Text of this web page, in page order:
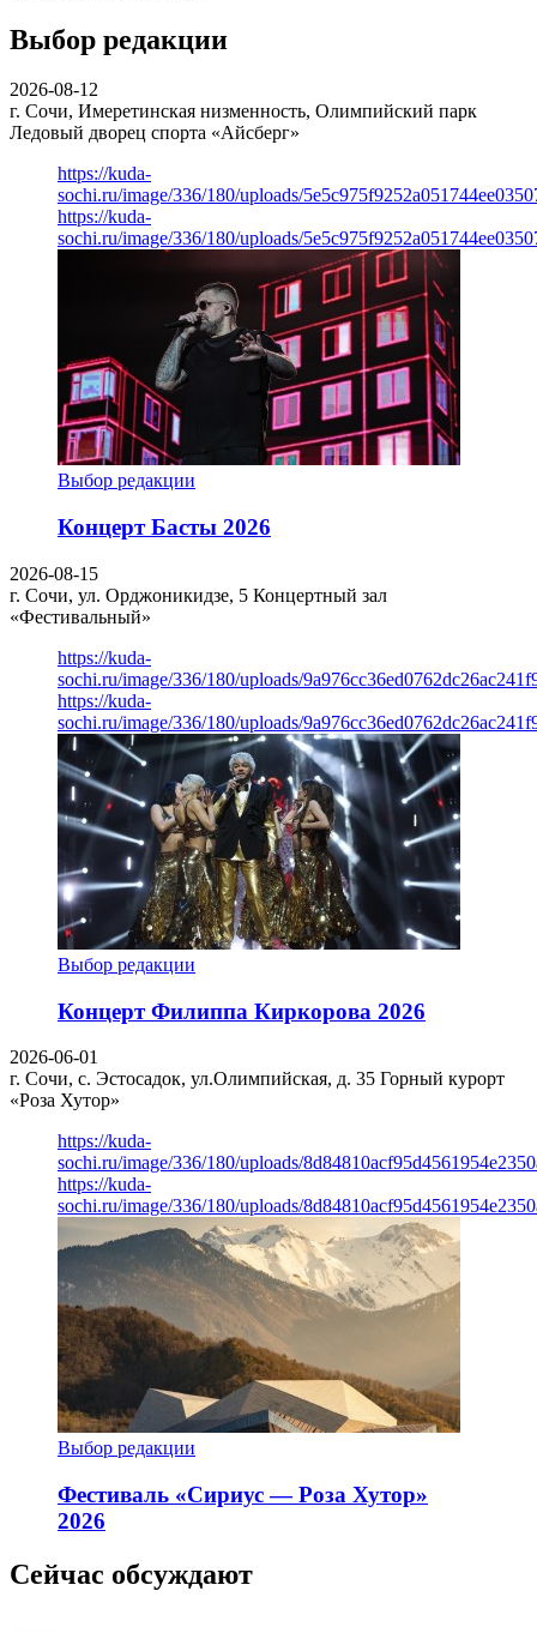
Выбор редакции
2026-08-12
г. Сочи, Имеретинская низменность, Олимпийский парк
Ледовый дворец спорта «Айсберг»
https://kuda-
sochi.ru/image/336/180/uploads/
https://kuda-
sochi.ru/image/336/180/uploads/
Выбор редакции
Концерт Басты 2026
2026-08-15
г. Сочи, ул. Орджоникидзе, 5 Концертный зал
«Фестивальный»
https://kuda-
sochi.ru/image/336/180/uploads/
https://kuda-
sochi.ru/image/336/180/uploads/
Выбор редакции
Концерт Филиппа Киркорова 2026
2026-06-01
г. Сочи, с. Эстосадок, ул.Олимпийская, д. 35 Горный курорт
«Роза Хутор»
https://kuda-
sochi.ru/image/336/180/uploads/
https://kuda-
sochi.ru/image/336/180/uploads/
Выбор редакции
Фестиваль «Сириус — Роза Хутор»
2026
Сейчас обсуждают